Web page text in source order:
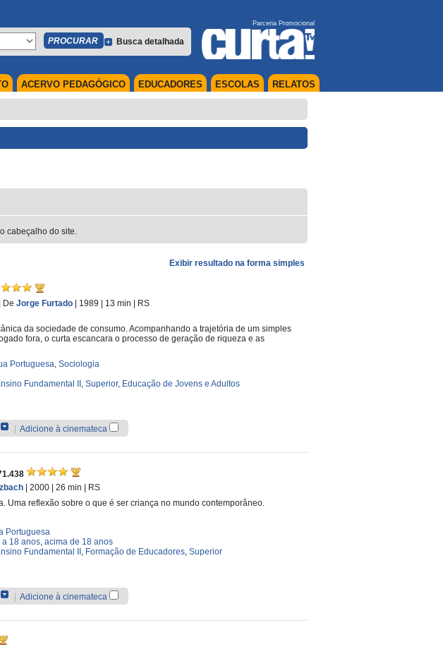
Busca detalhada
Parceria Promocional
RELATOS
ESCOLAS
EDUCADORES
ACERVO PEDAGÓGICO
cabeçalho do site.
Exibir resultado na forma simples
De Jorge Furtado | 1989 | 13 min
RS
da sociedade de consumo. Acompanhando a trajetória de um simples
fora, o curta escancara o processo de geração de riqueza e as
Portuguesa, Sociologia
Fundamental II , Superior, Educação de Jovens e Adultos
Adicione à cinemateca
| 2000 | 26 min
RS
Uma reflexão sobre o que é ser criança no mundo contemporâneo.
Portuguesa
a 18 anos, acima de 18 anos
Fundamental II , Formação de Educadores, Superior
Adicione à cinemateca